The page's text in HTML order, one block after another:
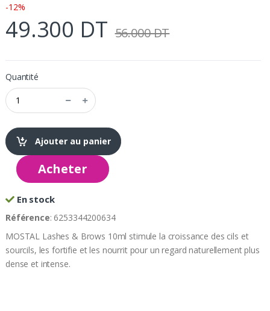
-12%
49.300 DT 56.000 DT
Quantité
Ajouter au panier
Acheter
En stock
Référence: 6253344200634
MOSTAL Lashes & Brows 10ml stimule la croissance des cils et
sourcils, les fortifie et les nourrit pour un regard naturellement plus
dense et intense.